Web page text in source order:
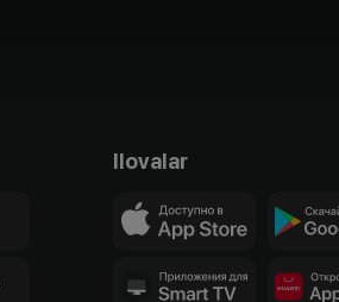
Ilovalar